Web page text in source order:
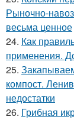
Рыночно-
весьма ценное
24. Как
применения.
25.
компост.
недостатки
26. Грибная